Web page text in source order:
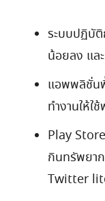
ระบบปฏิบัติ
น้อยลง แล
แอพพลิชั่น
ทำงานให้ใ
Play
กินทรัพยา
Twitter